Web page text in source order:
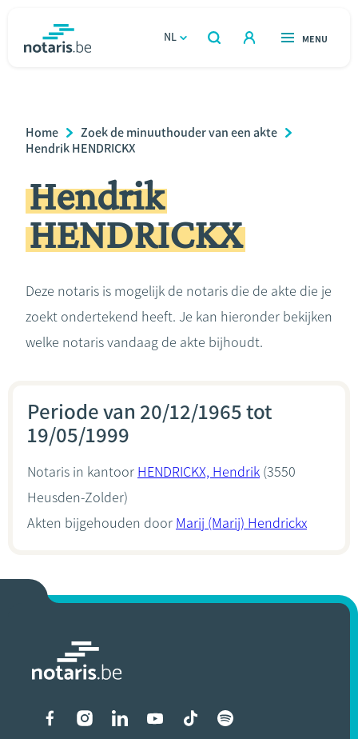
gaan
NL
OPEN
ZOEKEN
OPEN
MENU
Relatie & samenleven
Erven & schenken
Ondernemen
Rekenmodules
Breadcrumb
Home
Zoek de minuuthouder van een akte
Hendrik HENDRICKX
Hendrik
HENDRICKX
Deze notaris is mogelijk de notaris die de akte die je
zoekt ondertekend heeft. Je kan hieronder bekijken
welke notaris vandaag de akte bijhoudt.
Periode van 20/12/1965 tot
19/05/1999
Notaris in kantoor HENDRICKX, Hendrik (3550
Heusden-Zolder)
Akten bijgehouden door Marij (Marij) Hendrickx
Liens vers les réseaux